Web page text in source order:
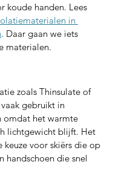
koude handen. Lees
in
. Daar gaan we iets
materialen.
zoals Thinsulate of
gebruikt in
omdat het warmte
lichtgewicht blijft. Het
keuze voor skiërs die op
handschoen die snel